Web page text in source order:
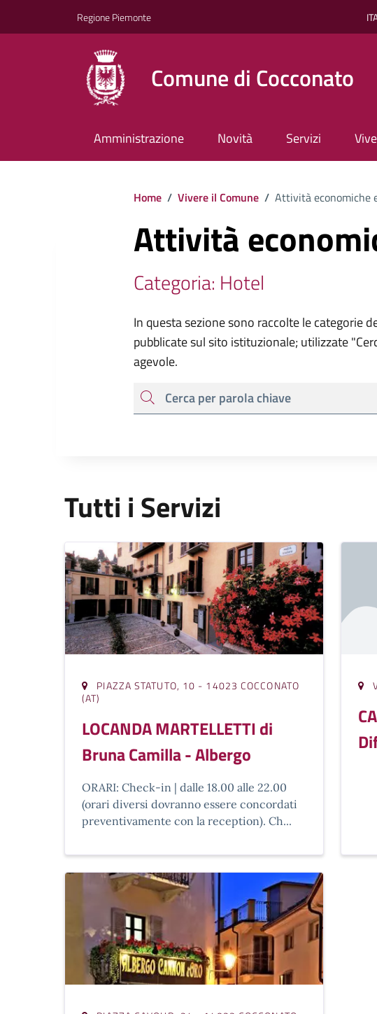
Regione Piemonte
Comune di Cocconato
Amministrazione Novità Servizi
Home / Vivere il Comune / Attività economiche
Attività
Categoria: Hotel
In questa sezione sono raccolte le categorie
pubblicate sul sito istituzionale; utilizzate
agevole.
cerca
Tutti i Servizi
PIAZZA STATUTO, 10 - 14023 COCCONATO
(AT)
LOCANDA MARTELLETTI di
Bruna Camilla - Albergo
ORARI: Check-in | dalle 18.00 alle 22.00
(orari diversi dovranno essere concordati
preventivamente con la reception). Ch...